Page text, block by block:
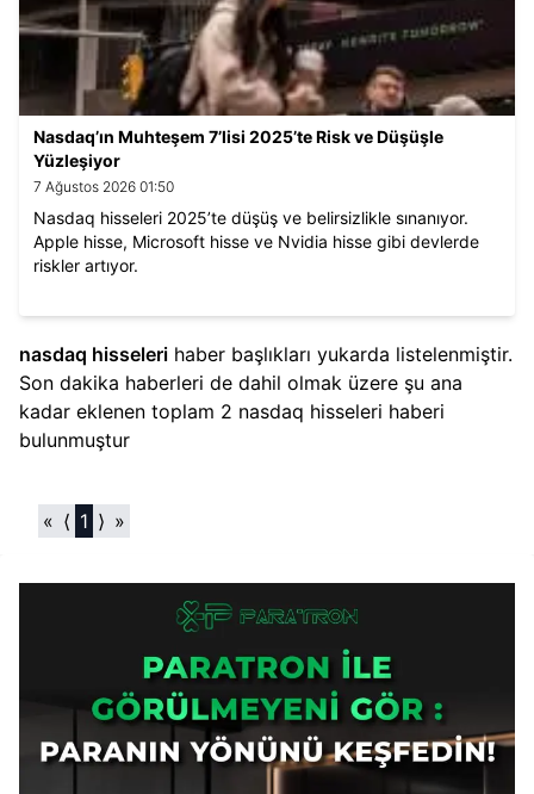
Nasdaq’ın Muhteşem 7’lisi 2025’te Risk ve Düşüşle
Yüzleşiyor
7 Ağustos 2026 01:50
Nasdaq hisseleri 2025’te düşüş ve belirsizlikle sınanıyor.
Apple hisse, Microsoft hisse ve Nvidia hisse gibi devlerde
riskler artıyor.
nasdaq hisseleri haber başlıkları yukarda listelenmiştir.
Son dakika haberleri de dahil olmak üzere şu ana
kadar eklenen toplam 2 nasdaq hisseleri haberi
bulunmuştur
« ⟨ 1 ⟩ »